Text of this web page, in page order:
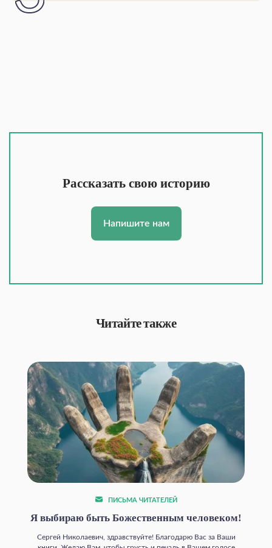
Рассказать свою историю
Напишите нам
Читайте также
ПИСЬМА ЧИТАТЕЛЕЙ
Я выбираю быть Божественным человеком!
Сергей Николаевич, здравствуйте! Благодарю Вас за Ваши